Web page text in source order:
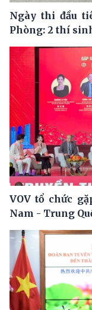
Ngày thi đầu
Phòng: 2 thí
VOV tổ chức
Nam - Trung